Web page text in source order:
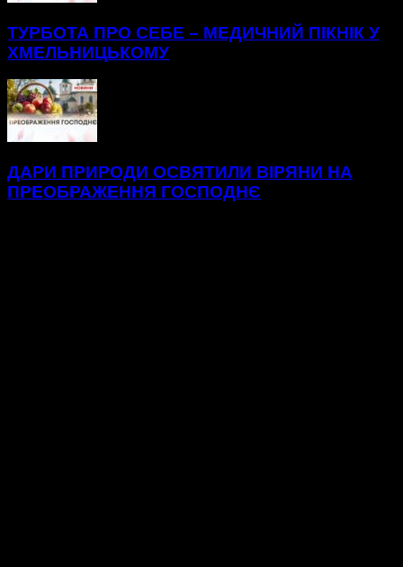
ТУРБОТА ПРО СЕБЕ – МЕДИЧНИЙ ПІКНІК У
ХМЕЛЬНИЦЬКОМУ
ДАРИ ПРИРОДИ ОСВЯТИЛИ ВІРЯНИ НА
ПРЕОБРАЖЕННЯ ГОСПОДНЄ